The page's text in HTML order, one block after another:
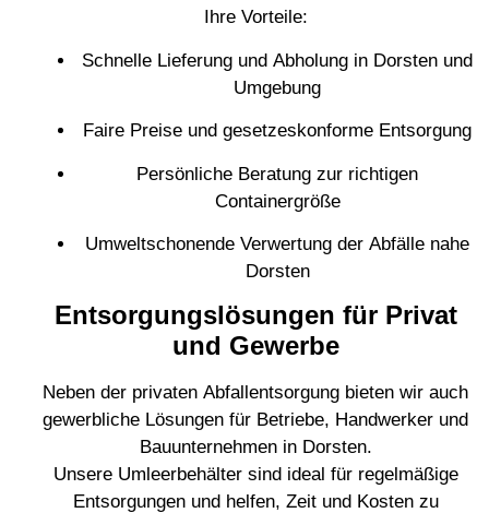
Ihre Vorteile:
Schnelle Lieferung und Abholung in Dorsten und
Umgebung
Faire Preise und gesetzeskonforme Entsorgung
Persönliche Beratung zur richtigen
Containergröße
Umweltschonende Verwertung der Abfälle nahe
Dorsten
Entsorgungslösungen für Privat
und Gewerbe
Neben der privaten Abfallentsorgung bieten wir auch
gewerbliche Lösungen für Betriebe, Handwerker und
Bauunternehmen in Dorsten.
Unsere Umleerbehälter sind ideal für regelmäßige
Entsorgungen und helfen, Zeit und Kosten zu